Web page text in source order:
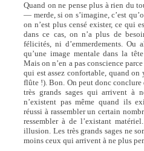
Quand on ne pense plus à rien du
— merde, si on s’imagine, c’est
on n’est plus censé exister, ce qui
dans ce cas, on n’a plus de
félicités, ni d’emmerdements. Ou
qu’une image mentale dans la
Mais on n’en a pas conscience
qui est assez confortable, quand on
flûte !). Bon. On peut donc conclure
très grands sages qui arrivent à
n’existent pas même quand ils
réussi à rassembler un certain
ressembler à de l’existant
illusion. Les très grands sages ne
moins ceux qui arrivent à ne plus